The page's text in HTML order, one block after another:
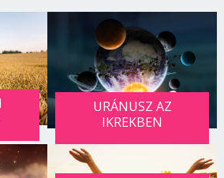
URÁNUSZ AZ
IKREKBEN